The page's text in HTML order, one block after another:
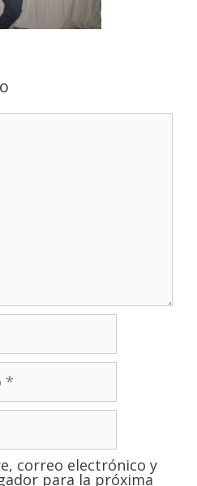
correo electrónico y
para la próxima